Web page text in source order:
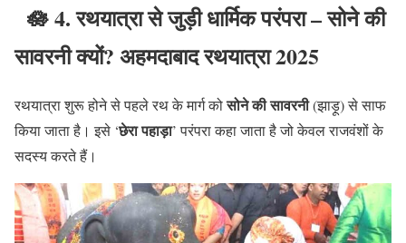
🪷4. रथयात्रा से जुड़ी धार्मिक परंपरा – सोने की
सावरनी क्यों? अहमदाबाद रथयात्रा 2025
रथयात्रा शुरू होने से पहले रथ के मार्ग कोसोने की सावरनी(झाड़ू) से साफ
किया जाता है। इसे ‘छेरा पहाड़ा’ परंपरा कहा जाता है जो केवल राजवंशों के
सदस्य करते हैं।